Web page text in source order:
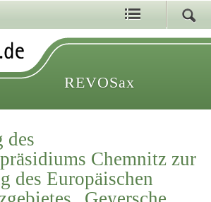
REVOSax
des
Chemnitz zur
des Europäischen